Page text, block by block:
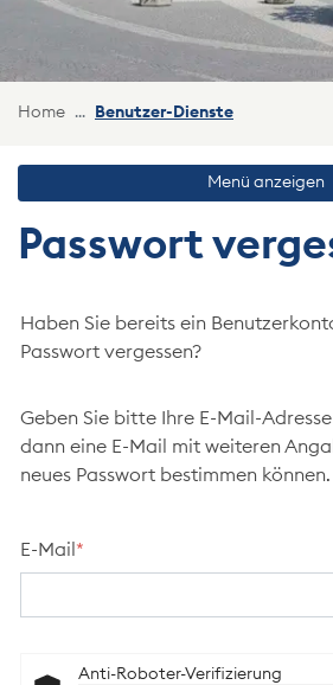
Home Benutzer-Dienste(ausgewählt)
Menü anzeigen
Passwort
Haben Sie bereits ein
Passwort vergessen?
Geben Sie bitte Ihre E-Mail-
dann eine E-Mail mit weiteren
neues Passwort bestimmen können.
E-Mail *
Anti-Roboter-Verifizierung